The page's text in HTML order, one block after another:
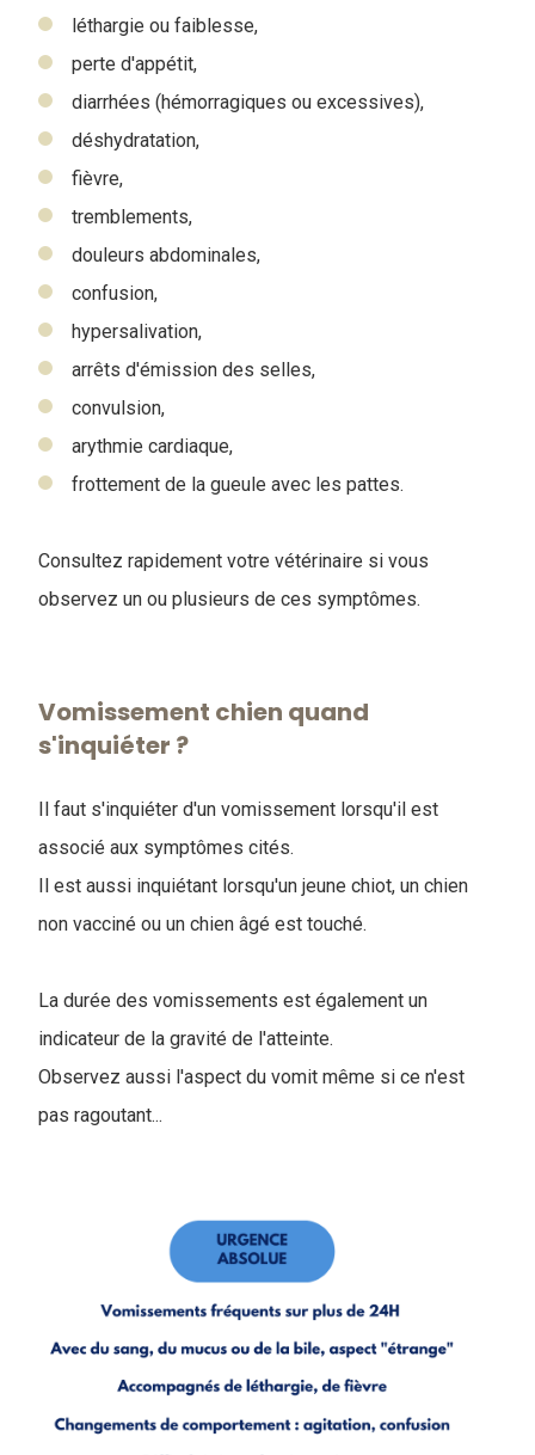
léthargie ou faiblesse,
perte d'appétit,
diarrhées (hémorragiques ou excessives),
déshydratation,
fièvre,
tremblements,
douleurs abdominales,
confusion,
hypersalivation,
arrêts d'émission des selles,
convulsion,
arythmie cardiaque,
frottement de la gueule avec les pattes.
Consultez rapidement votre vétérinaire si vous
observez un ou plusieurs de ces symptômes.
Vomissement chien quand
s'inquiéter ?
Il faut s'inquiéter d'un vomissement lorsqu'il est
associé aux symptômes cités.
Il est aussi inquiétant lorsqu'un jeune chiot, un chien
non vacciné ou un chien âgé est touché.
La durée des vomissements est également un
indicateur de la gravité de l'atteinte.
Observez aussi l'aspect du vomit même si ce n'est
pas ragoutant...